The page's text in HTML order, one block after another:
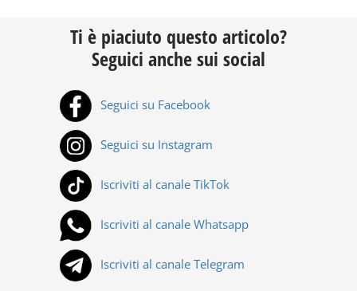
Ti è piaciuto questo articolo?
Seguici anche sui social
Seguici su Facebook
Seguici su Instagram
Iscriviti al canale TikTok
Iscriviti al canale Whatsapp
Iscriviti al canale Telegram